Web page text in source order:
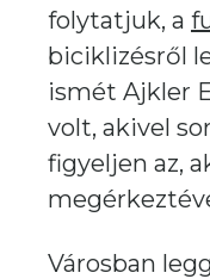
folytatjuk, a
biciklizésről
ismét Ajkler
volt, akivel
figyeljen az,
Városban